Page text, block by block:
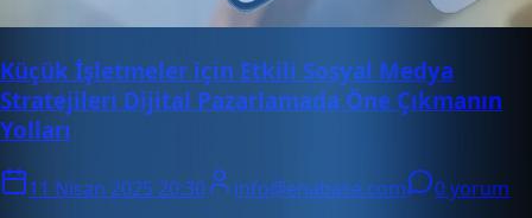
Küçük İşletmeler için Etkili Sosyal Medya
Stratejileri Dijital Pazarlamada Öne Çıkmanın
Yolları
11 Nisan 2025 20:30 info@enabase.com
0 yorum